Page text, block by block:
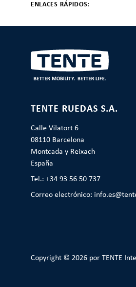
ENLACES RÁPIDOS:
TENTE RUEDAS S.A.
Calle Vilatort 6
08110 Barcelona
Montcada y Reixach
España
Tel.: +34 93 56 50 737
Correo electrónico:
Copyright © 2026 por TENTE